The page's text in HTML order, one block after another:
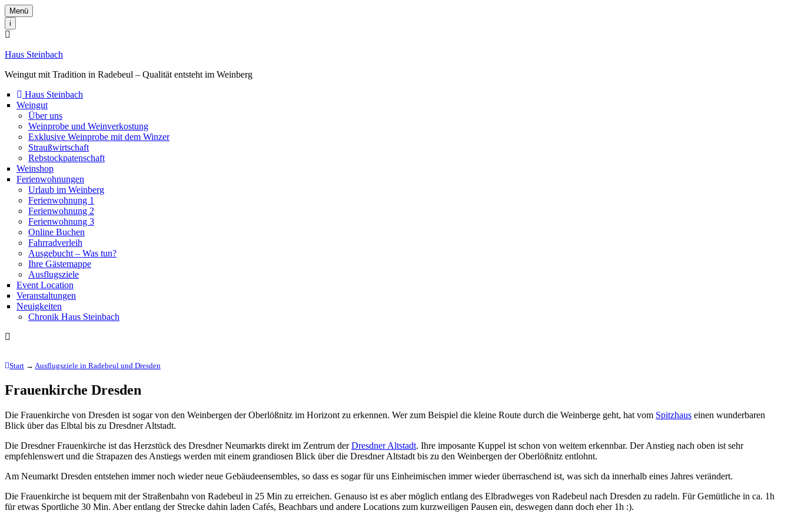
Menü
i
Haus Steinbach
Weingut mit Tradition in Radebeul – Qualität entsteht im Weinberg
Haus Steinbach
Weingut
Über uns
Weinprobe und Weinverkostung
Exklusive Weinprobe mit dem Winzer
Straußwirtschaft
Rebstockpatenschaft
Weinshop
Ferienwohnungen
Urlaub im Weinberg
Ferienwohnung 1
Ferienwohnung 2
Ferienwohnung 3
Online Buchen
Fahrradverleih
Ausgebucht – Was tun?
Ihre Gästemappe
Ausflugsziele
Event Location
Veranstaltungen
Neuigkeiten
Chronik Haus Steinbach
Start → Ausflugsziele in Radebeul und Dresden
Frauenkirche Dresden
Die Frauenkirche von Dresden ist sogar von den Weinbergen der Oberlößnitz im Horizont zu erkennen. Wer zum Beispiel die kleine Route durch die Weinberge geht, hat vom Spitzhaus einen wunderbaren
Blick über das Elbtal bis zu Dresdner Altstadt.
Die Dresdner Frauenkirche ist das Herzstück des Dresdner Neumarkts direkt im Zentrum derDresdner Altstadt. Ihre imposante Kuppel ist schon von weitem erkennbar. Der Anstieg nach oben ist sehr
empfehlenswert und die Strapazen des Anstiegs werden mit einem grandiosen Blick über die Dresdner Altstadt bis zu den Weinbergen der Oberlößnitz entlohnt.
Am Neumarkt Dresden entstehen immer noch wieder neue Gebäudeensembles, so dass es sogar für uns Einheimischen immer wieder überraschend ist, was sich da innerhalb eines Jahres verändert.
Die Frauenkirche ist bequem mit der Straßenbahn von Radebeul in 25 Min zu erreichen. Genauso ist es aber möglich entlang des Elbradweges von Radebeul nach Dresden zu radeln. Für Gemütliche in ca. 1h
für etwas Sportliche 30 Min. Aber entlang der Strecke dahin laden Cafés, Beachbars und andere Locations zum kurzweiligen Pausen ein, deswegen dann doch eher 1h :).